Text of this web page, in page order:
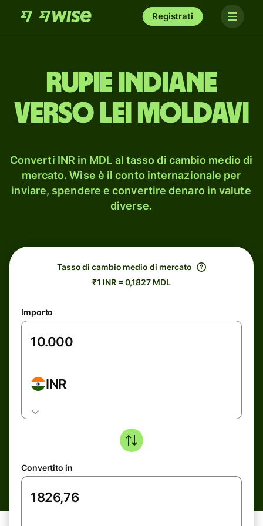
Registrati
rupie indiane
verso lei moldavi
Converti INR in MDL al tasso di cambio medio di
mercato. Wise è il conto internazionale per
inviare, spendere e convertire denaro in valute
diverse.
Tasso di cambio medio di mercato
₹1 INR = 0,1827 MDL
Importo
INR
Convertito in